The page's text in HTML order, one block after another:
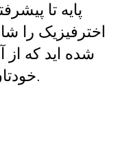
پایه تا
اخترفیزیک
شده اید که از
خودتان قضاوت کنید.